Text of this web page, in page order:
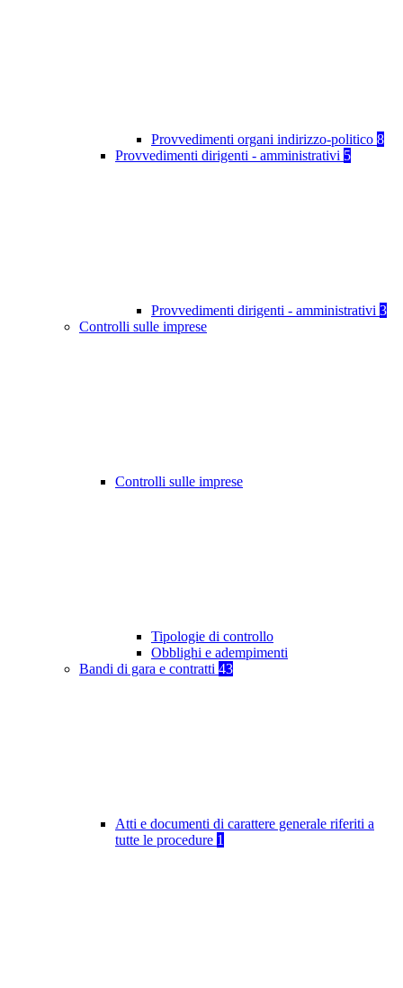
Provvedimenti organi indirizzo-politico 8
Provvedimenti dirigenti - amministrativi 5
Provvedimenti dirigenti - amministrativi 3
Controlli sulle imprese
Controlli sulle imprese
Tipologie di controllo
Obblighi e adempimenti
Bandi di gara e contratti 43
Atti e documenti di carattere generale riferiti a
tutte le procedure 1